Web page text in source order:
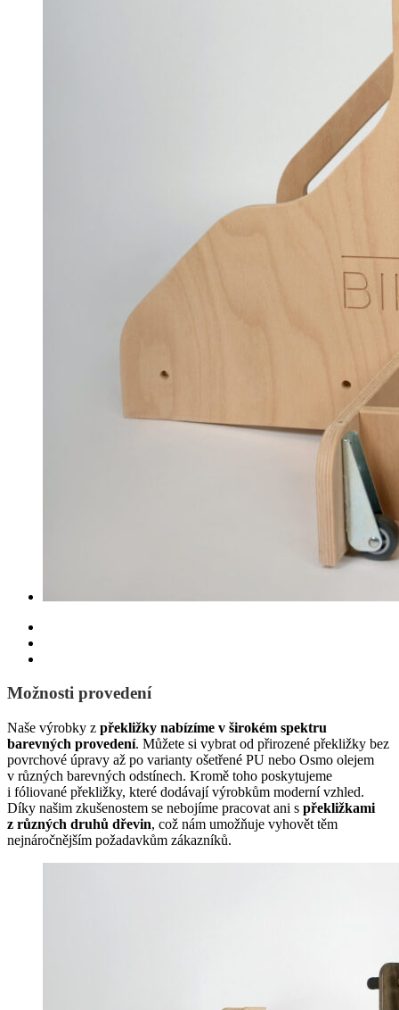
Možnosti provedení
Naše výrobky z překližky nabízíme v širokém spektru
barevných provedení. Můžete si vybrat od přirozené překližky bez
povrchové úpravy až po varianty ošetřené PU nebo Osmo olejem
v různých barevných odstínech. Kromě toho poskytujeme
i fóliované překližky, které dodávají výrobkům moderní vzhled.
Díky našim zkušenostem se nebojíme pracovat ani s překližkami
z různých druhů dřevin, což nám umožňuje vyhovět těm
nejnáročnějším požadavkům zákazníků.